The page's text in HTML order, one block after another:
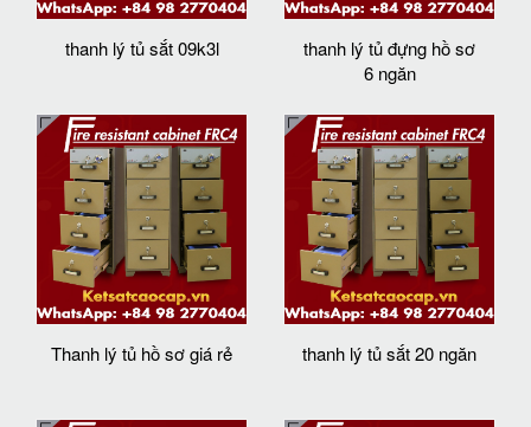
thanh lý tủ sắt 09k3l
thanh lý tủ đựng hồ sơ
6 ngăn
Thanh lý tủ hồ sơ giá rẻ thanh lý tủ sắt 20 ngăn